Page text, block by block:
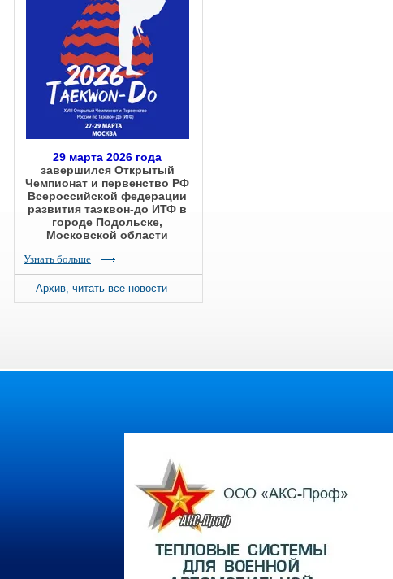
29 марта 2026 года
завершился Открытый
Чемпионат и первенство РФ
Всероссийской федерации
развития таэквон-до ИТФ в
городе Подольске,
Московской области
Узнать больше
Архив, читать все новости